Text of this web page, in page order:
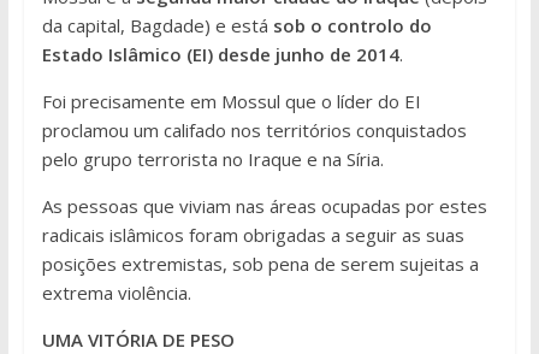
da capital, Bagdade) e está sob o controlo do
Estado Islâmico (EI) desde junho de 2014.
Foi precisamente em Mossul que o líder do EI
proclamou um califado nos territórios conquistados
pelo grupo terrorista no Iraque e na Síria.
As pessoas que viviam nas áreas ocupadas por estes
radicais islâmicos foram obrigadas a seguir as suas
posições extremistas, sob pena de serem sujeitas a
extrema violência.
UMA VITÓRIA DE PESO